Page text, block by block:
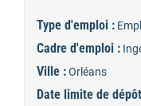
Type d'emploi :
Cadre d'emploi :
Ville :Orléans
Date limite de